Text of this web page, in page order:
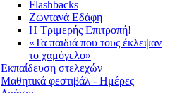
Flashbacks
Ζωντανά Εδάφη
Η Τριμερής Επιτροπή!
«Τα παιδιά που τους έκλεψαν
το χαμόγελο»
Εκπαίδευση στελεχών
Μαθητικά φεστιβάλ - Ημέρες